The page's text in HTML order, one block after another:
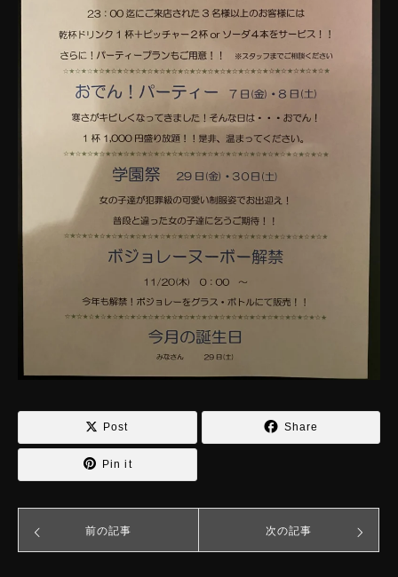
Post Share
Pin it
前の記事 次の記事